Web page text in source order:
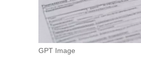
GPT Image